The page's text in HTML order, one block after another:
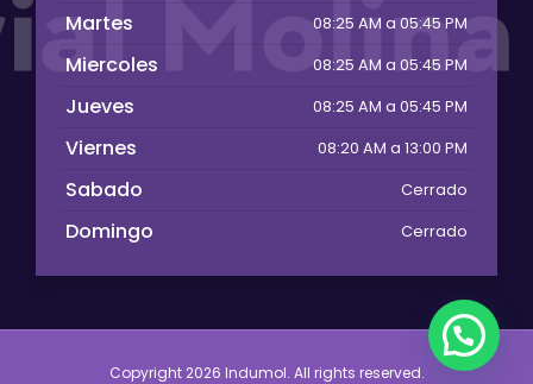
Martes 08:25 AM a 05:45 PM
Miercoles 08:25 AM a 05:45 PM
Jueves 08:25 AM a 05:45 PM
Viernes 08:20 AM a 13:00 PM
Sabado Cerrado
Domingo Cerrado
Copyright 2026 Indumol. All rights reserved.